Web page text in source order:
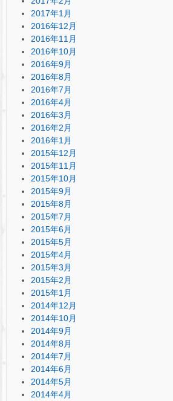
2017年1月
2016年12月
2016年11月
2016年10月
2016年9月
2016年8月
2016年7月
2016年4月
2016年3月
2016年2月
2016年1月
2015年12月
2015年11月
2015年10月
2015年9月
2015年8月
2015年7月
2015年6月
2015年5月
2015年4月
2015年3月
2015年2月
2015年1月
2014年12月
2014年10月
2014年9月
2014年8月
2014年7月
2014年6月
2014年5月
2014年4月